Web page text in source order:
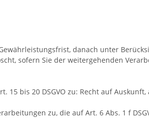
danach unter
sofern Sie der weitergehenden
bis 20 DSGVO zu: Recht auf
zu, die auf Art. 6 Abs. 1 f